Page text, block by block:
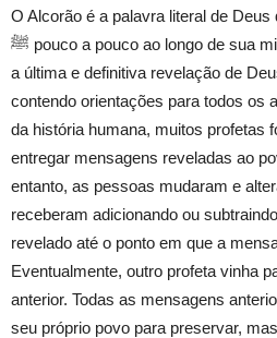
O Alcorão é a palavra literal de
ﷺ pouco a pouco ao longo de sua missão profética. O Alcorão é
a última e definitiva revelação de
contendo orientações para todos os
da história humana, muitos profetas
entregar mensagens reveladas ao
entanto, as pessoas mudaram e
receberam adicionando ou
revelado até o ponto em que a
Eventualmente, outro profeta vinha
anterior. Todas as mensagens
seu próprio povo para preservar,